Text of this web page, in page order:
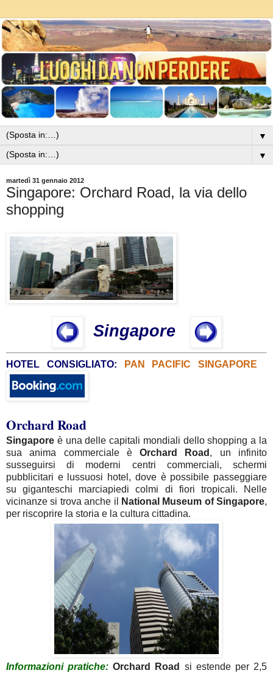
▼
▼
martedì 31 gennaio 2012
Singapore: Orchard Road, la via dello
shopping
Singapore
HOTEL CONSIGLIATO: PAN PACIFIC SINGAPORE
Orchard Road
Singapore è una delle capitali mondiali dello shopping a la
sua anima commerciale èOrchard Road , un infinito
susseguirsi di moderni centri commerciali, schermi
pubblicitari e lussuosi hotel, dove è possibile passeggiare
su giganteschi marciapiedi colmi di fiori tropicali. Nelle
vicinanze si trova anche il National Museum of Singapore,
per riscoprire la storia e la cultura cittadina.
Informazioni pratiche:Orchard Road
si estende per 2,5